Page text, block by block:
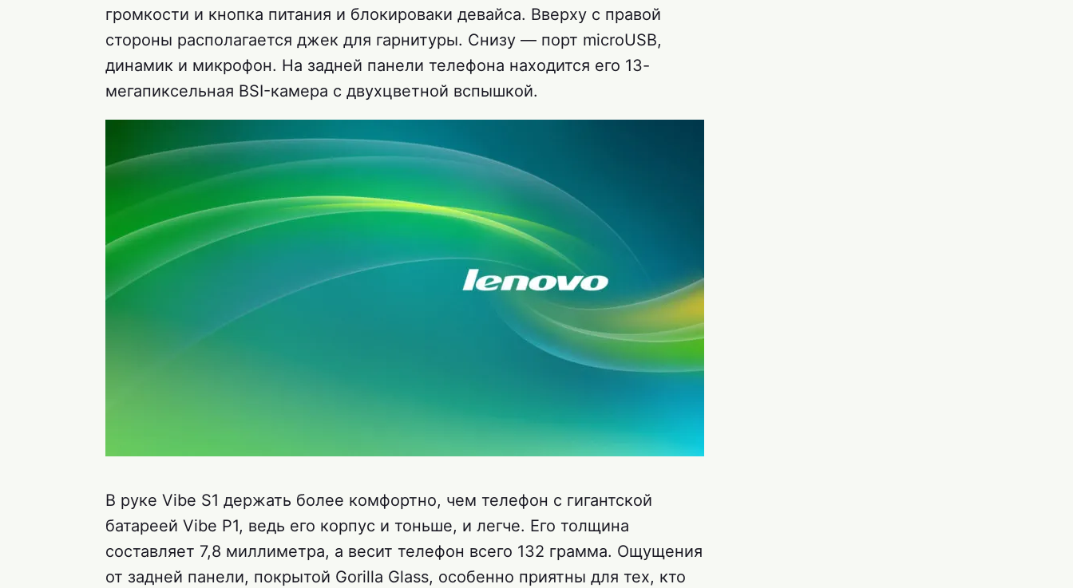
громкости и кнопка питания и блокироваки девайса. Вверху с правой
стороны располагается джек для гарнитуры. Снизу — порт microUSB,
динамик и микрофон. На задней панели телефона находится его 13-
мегапиксельная BSI-камера с двухцветной вспышкой.
В руке Vibe S1 держать более комфортно, чем телефон с гигантской
батареей Vibe P1, ведь его корпус и тоньше, и легче. Его толщина
составляет 7,8 миллиметра, а весит телефон всего 132 грамма. Ощущения
от задней панели, покрытой Gorilla Glass, особенно приятны для тех, кто